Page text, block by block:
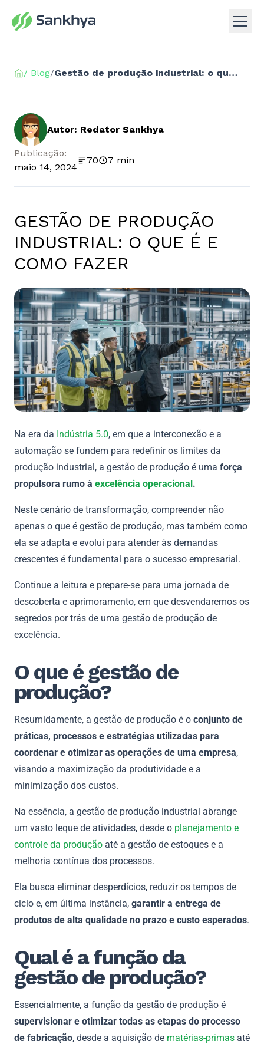
/ Blog/ Gestão de produção industrial: o que é e como fazer
Autor: Redator Sankhya
Publicação:
maio 14, 2024
70 7 min
GESTÃO DE PRODUÇÃO
INDUSTRIAL: O QUE É E
COMO FAZER
Na era da Indústria 5.0, em que a interconexão e a
automação se fundem para redefinir os limites da
produção industrial, a gestão de produção é uma força
propulsora rumo à excelência operacional.
Neste cenário de transformação, compreender não
apenas o que é gestão de produção, mas também como
ela se adapta e evolui para atender às demandas
crescentes é fundamental para o sucesso empresarial.
Continue a leitura e prepare-se para uma jornada de
descoberta e aprimoramento, em que desvendaremos os
segredos por trás de uma gestão de produção de
excelência.
O que é gestão de
produção?
Resumidamente, a gestão de produção é o conjunto de
práticas, processos e estratégias utilizadas para
coordenar e otimizar as operações de uma empresa,
visando a maximização da produtividade e a
minimização dos custos.
Na essência, a gestão de produção industrial abrange
um vasto leque de atividades, desde o planejamento e
controle da produção até a gestão de estoques e a
melhoria contínua dos processos.
Ela busca eliminar desperdícios, reduzir os tempos de
ciclo e, em última instância, garantir a entrega de
produtos de alta qualidade no prazo e custo esperados.
Qual é a função da
gestão de produção?
Essencialmente, a função da gestão de produção é
supervisionar e otimizar todas as etapas do processo
de fabricação, desde a aquisição de matérias-primas até